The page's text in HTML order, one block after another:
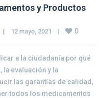
y Productos
| 12 mayo, 2021 | 0
a la ciudadanía por qué
la evaluación y la
las garantías de calidad,
todos los medicamentos